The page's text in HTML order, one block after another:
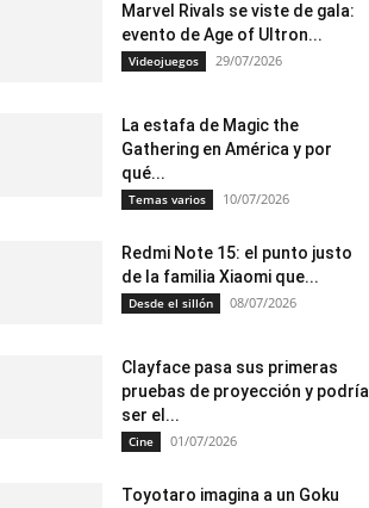
Marvel Rivals se viste de gala:
evento de Age of Ultron...
Videojuegos 29/07/2026
La estafa de Magic the
Gathering en América y por
qué...
Temas varios 10/07/2026
Redmi Note 15: el punto justo
de la familia Xiaomi que...
Desde el sillón 08/07/2026
Clayface pasa sus primeras
pruebas de proyección y podría
ser el...
Cine 01/07/2026
Toyotaro imagina a un Goku